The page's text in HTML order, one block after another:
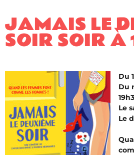
JAMAIS LE
SOIR SOIR
Du
Du
Le
Le